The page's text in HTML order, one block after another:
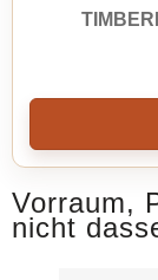
Vorraum,
nicht